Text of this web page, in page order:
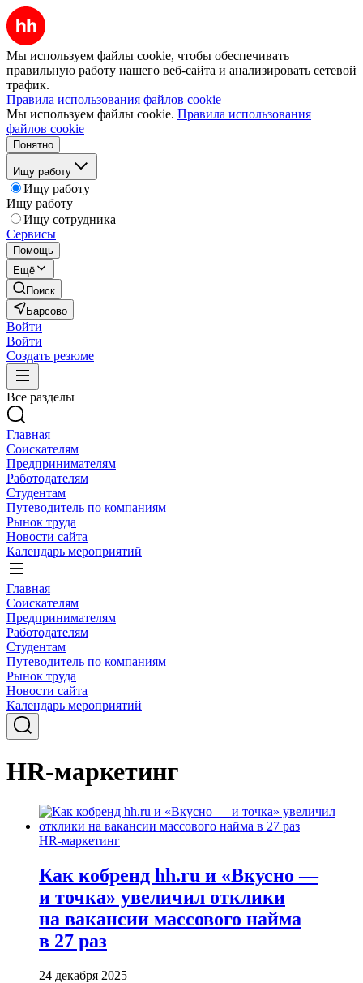
Мы используем файлы cookie, чтобы обеспечивать
правильную работу нашего веб-сайта и анализировать сетевой
трафик.
Правила использования файлов cookie
Мы используем файлы cookie. Правила использования
файлов cookie
Понятно
Ищу работу
Ищу работу
Ищу работу
Ищу сотрудника
Сервисы
Помощь
Ещё
Поиск
Барсово
Войти
Войти
Создать резюме
Все разделы
Главная
Соискателям
Предпринимателям
Работодателям
Студентам
Путеводитель по компаниям
Рынок труда
Новости сайта
Календарь мероприятий
Главная
Соискателям
Предпринимателям
Работодателям
Студентам
Путеводитель по компаниям
Рынок труда
Новости сайта
Календарь мероприятий
HR-маркетинг
HR-маркетинг
Как кобренд hh.ru и «Вкусно —
и точка» увеличил отклики
на вакансии массового найма
в 27 раз
24 декабря 2025